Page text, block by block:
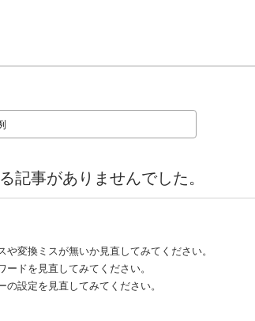
記事がありませんでした。
や変換ミスが無いか見直してみてください。
ードを見直してみてください。
の設定を見直してみてください。